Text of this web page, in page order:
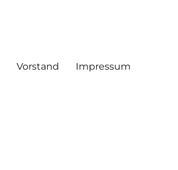
Vorstand Impressum